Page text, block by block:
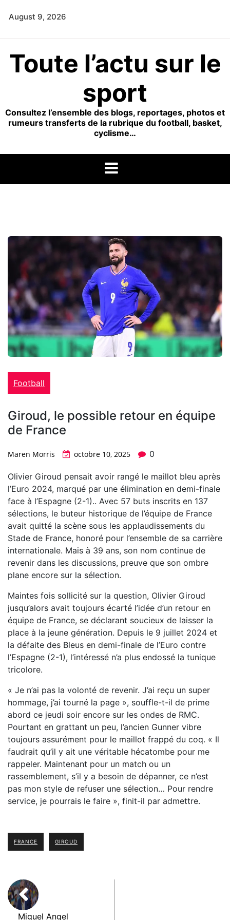
August 9, 2026
Toute l’actu sur le
sport
Consultez l’ensemble des blogs, reportages, photos et
rumeurs transferts de la rubrique du football, basket,
cyclisme…
Football
Giroud, le possible retour en équipe
de France
Maren Morris octobre 10, 2025 0
Olivier Giroud pensait avoir rangé le maillot bleu après
l’Euro 2024, marqué par une élimination en demi-finale
face à l’Espagne (2-1).. Avec 57 buts inscrits en 137
sélections, le buteur historique de l’équipe de France
avait quitté la scène sous les applaudissements du
Stade de France, honoré pour l’ensemble de sa carrière
internationale. Mais à 39 ans, son nom continue de
revenir dans les discussions, preuve que son ombre
plane encore sur la sélection.
Maintes fois sollicité sur la question, Olivier Giroud
jusqu’alors avait toujours écarté l’idée d’un retour en
équipe de France, se déclarant soucieux de laisser la
place à la jeune génération. Depuis le 9 juillet 2024 et
la défaite des Bleus en demi-finale de l’Euro contre
l’Espagne (2-1), l’intéressé n’a plus endossé la tunique
tricolore.
« Je n’ai pas la volonté de revenir. J’ai reçu un super
hommage, j’ai tourné la page », souffle-t-il de prime
abord ce jeudi soir encore sur les ondes de RMC.
Pourtant en grattant un peu, l’ancien Gunner vibre
toujours assurément pour le maillot frappé du coq. « Il
faudrait qu’il y ait une véritable hécatombe pour me
rappeler. Maintenant pour un match ou un
rassemblement, s’il y a besoin de dépanner, ce n’est
pas mon style de refuser une sélection… Pour rendre
service, je pourrais le faire », finit-il par admettre.
FRANCE GIROUD
Miguel Angel